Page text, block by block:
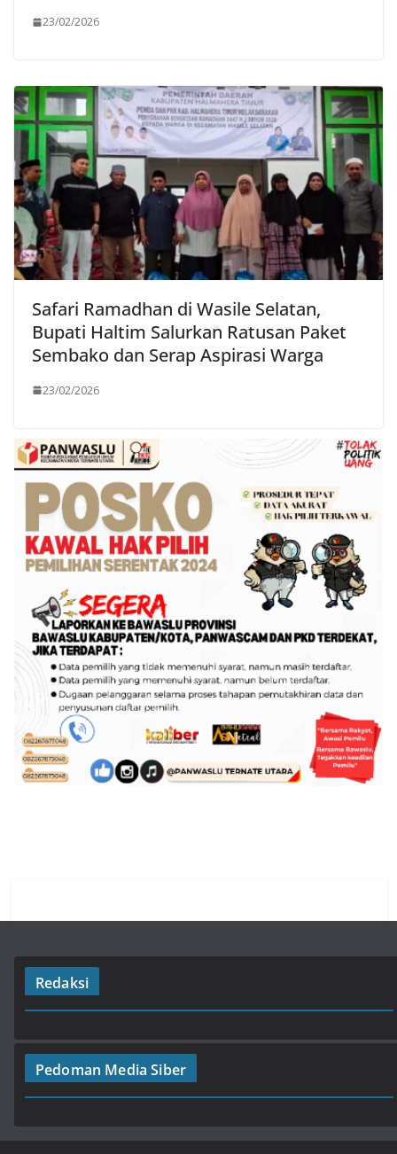
23/02/2026
Safari Ramadhan di Wasile Selatan,
Bupati Haltim Salurkan Ratusan Paket
Sembako dan Serap Aspirasi Warga
23/02/2026
Redaksi
Pedoman Media Siber